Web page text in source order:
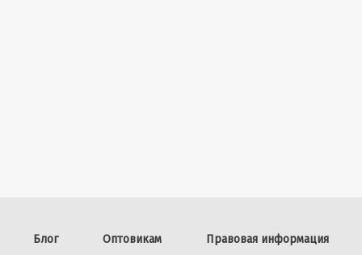
Блог Оптовикам Правовая информация